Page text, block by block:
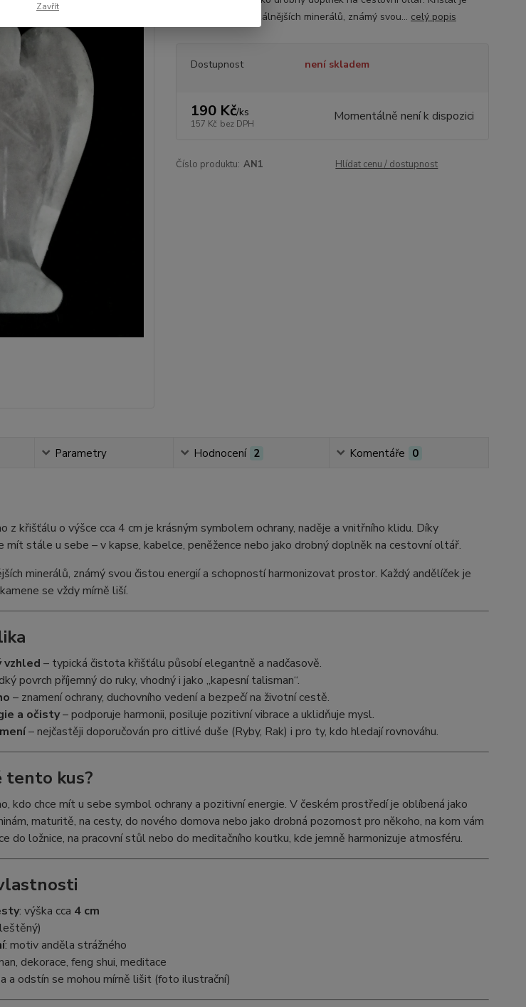
jedním z nejuniverzálnějších minerálů, známý svou... celý popis
Dostupnost není skladem
190 Kč/ks
157 Kč bez DPH Momentálně není k dispozici
Číslo produktu: AN1 Hlídat cenu / dostupnost
Parametry Hodnocení 2 Komentáře 0
z křišťálu o výšce cca 4 cm je krásným symbolem ochrany, naděje a vnitřního klidu. Díky
stále u sebe – v kapse, kabelce, peněžence nebo jako drobný doplněk na cestovní oltář.
minerálů, známý svou čistou energií a schopností harmonizovat prostor. Každý andělíček je
se vždy mírně liší.
vzhled – typická čistota křišťálu působí elegantně a nadčasově.
povrch příjemný do ruky, vhodný i jako „kapesní talisman“.
– znamení ochrany, duchovního vedení a bezpečí na životní cestě.
a očisty– podporuje harmonii, posiluje pozitivní vibrace a uklidňuje mysl.
– nejčastěji doporučován pro citlivé duše (Ryby, Rak) i pro ty, kdo hledají rovnováhu.
tento kus?
kdo chce mít u sebe symbol ochrany a pozitivní energie. V českém prostředí je oblíbená jako
maturitě, na cesty, do nového domova nebo jako drobná pozornost pro někoho, na kom vám
do ložnice, na pracovní stůl nebo do meditačního koutku, kde jemně harmonizuje atmosféru.
: výška cca 4 cm
: motiv anděla strážného
dekorace, feng shui, meditace
a odstín se mohou mírně lišit (foto ilustrační)
Zavřít